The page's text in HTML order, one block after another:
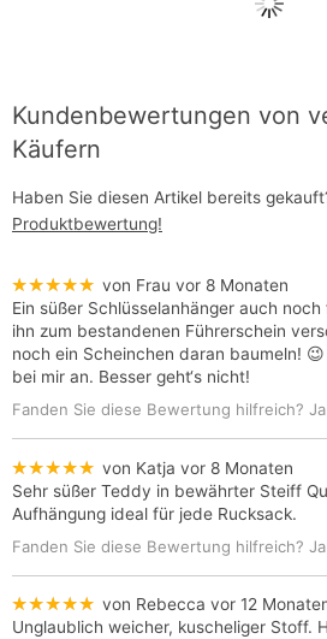
Kundenbewertungen von
Käufern
Haben Sie diesen Artikel bereits
Produktbewertung!
★★★★★ von Frau vor 8 Monaten
Ein süßer Schlüsselanhänger auch
ihn zum bestandenen Führerschein
noch ein Scheinchen daran baumeln!
bei mir an. Besser geht‘s nicht!
Fanden Sie diese Bewertung hilfreich? Ja
★★★★★ von Katja vor 8 Monaten
Sehr süßer Teddy in bewährter Steiff
Aufhängung ideal für jede Rucksack.
Fanden Sie diese Bewertung hilfreich? Ja
★★★★★ von Rebecca vor 12
Unglaublich weicher, kuscheliger Stoff.